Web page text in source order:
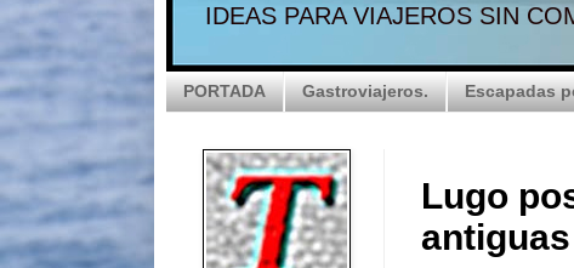
IDEAS PARA VIAJEROS SIN
PORTADA Gastroviajeros. Escapadas
Lugo